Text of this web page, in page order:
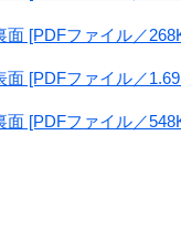
[PDFファイル／
[PDFファイル／
[PDFファイル／